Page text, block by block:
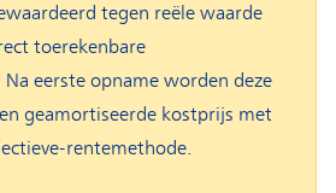
tegen reële waarde
toerekenbare
eerste opname worden deze
geamortiseerde kostprijs met
rentemethode.